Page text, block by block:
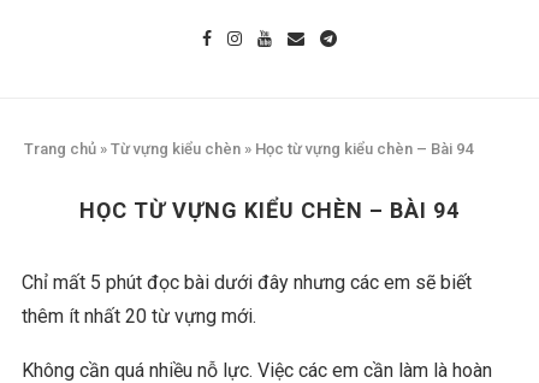
Trang chủ » Từ vựng kiểu chèn » Học từ vựng kiểu chèn – Bài 94
HỌC TỪ VỰNG KIỂU CHÈN – BÀI 94
Chỉ mất 5 phút đọc bài dưới đây nhưng các em sẽ biết
thêm ít nhất 20 từ vựng mới.
Không cần quá nhiều nỗ lực. Việc các em cần làm là hoàn